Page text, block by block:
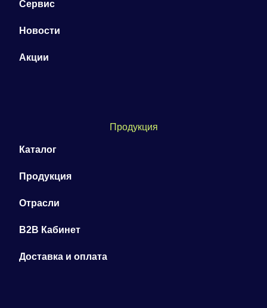
Сервис
Новости
Акции
Продукция
Каталог
Продукция
Отрасли
B2B Кабинет
Доставка и оплата